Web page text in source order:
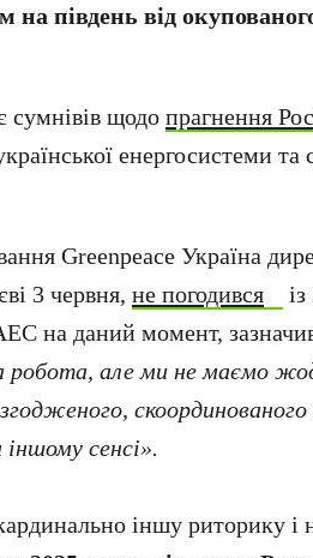
на південь від
сумнівів щодо прагнення
енергосистеми
Greenpeace Україна
3 червня, не погодився
АЕС на даний момент,
робота, але ми не маємо
скоординованого
сенсі».
іншу риторику і